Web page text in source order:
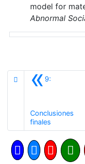
model for
Abnormal
«9:
Conclusiones
finales